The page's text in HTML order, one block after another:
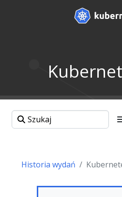
Historia wydań